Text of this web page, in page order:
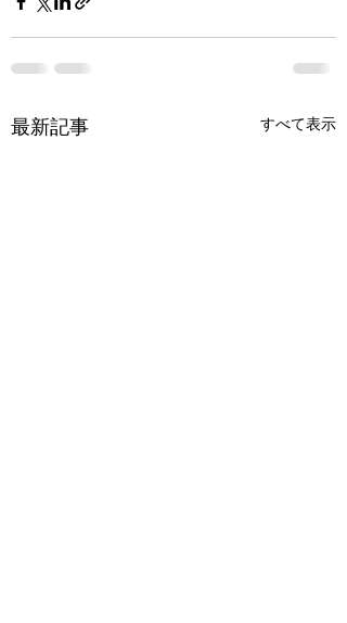
最新記事 すべて表示